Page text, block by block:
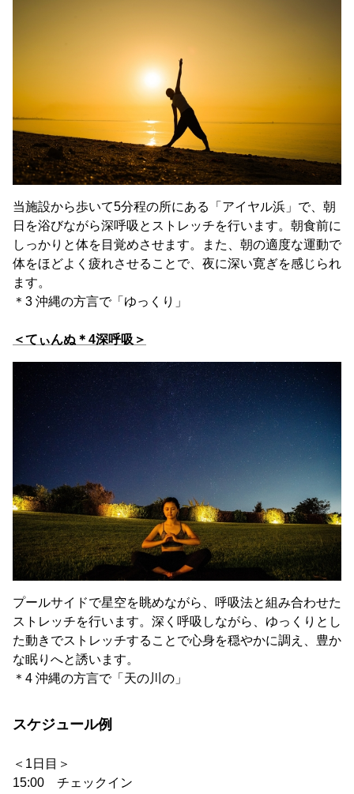
当施設から歩いて5分程の所にある「アイヤル浜」で、朝
日を浴びながら深呼吸とストレッチを行います。朝食前に
しっかりと体を目覚めさせます。また、朝の適度な運動で
体をほどよく疲れさせることで、夜に深い寛ぎを感じられ
ます。
＊3 沖縄の方言で「ゆっくり」
＜てぃんぬ＊4深呼吸＞
プールサイドで星空を眺めながら、呼吸法と組み合わせた
ストレッチを行います。深く呼吸しながら、ゆっくりとし
た動きでストレッチすることで心身を穏やかに調え、豊か
な眠りへと誘います。
＊4 沖縄の方言で「天の川の」
スケジュール例
＜1日目＞
15:00 チェックイン